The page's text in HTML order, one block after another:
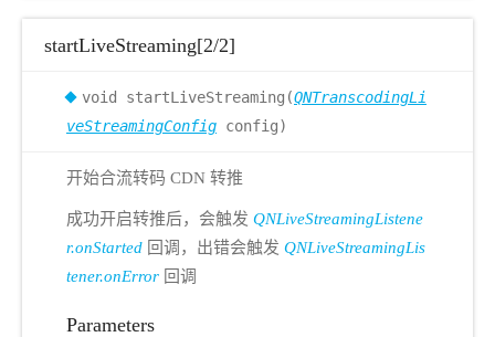
startLiveStreaming[2/2]
void startLiveStreaming(QNTranscodingLi
veStreamingConfig config)
开始合流转码 CDN 转推
成功开启转推后，会触发 QNLiveStreamingListene
r.onStarted 回调，出错会触发 QNLiveStreamingLis
tener.onError 回调
Parameters